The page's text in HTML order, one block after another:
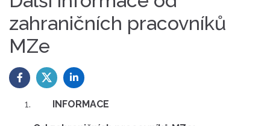
zahraničních pracovníků
MZe
INFORMACE